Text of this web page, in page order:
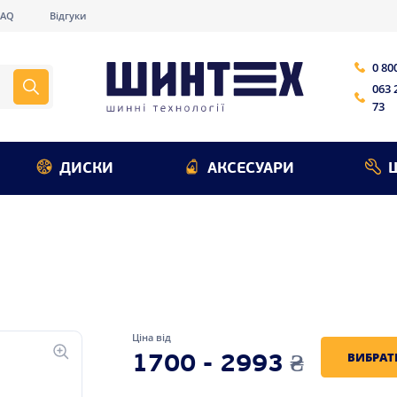
Відгуки
0
063
73
ДИСКИ АКСЕСУАРИ
Ціна від
1700 - 2993 ₴